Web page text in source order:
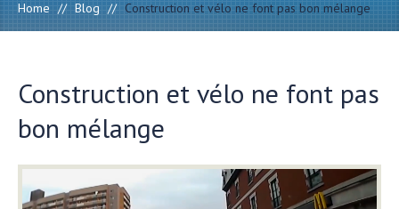
Home // Blog // Construction et vélo ne font pas bon mélange
Construction et vélo ne font pas
bon mélange